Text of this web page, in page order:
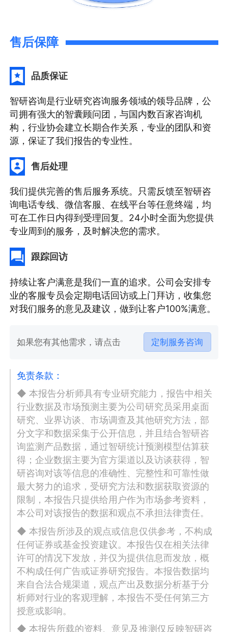
售后保障
品质保证
智研咨询是行业研究咨询服务领域的领导品牌，公
司拥有强大的智囊顾问团，与国内数百家咨询机
构，行业协会建立长期合作关系，专业的团队和资
源，保证了我们报告的专业性。
售后处理
我们提供完善的售后服务系统。只需反馈至智研咨
询电话专线、微信客服、在线平台等任意终端，均
可在工作日内得到受理回复。24小时全面为您提供
专业周到的服务，及时解决您的需求。
跟踪回访
持续让客户满意是我们一直的追求。公司会安排专
业的客服专员会定期电话回访或上门拜访，收集您
对我们服务的意见及建议，做到让客户100%满意。
如果您有其他需求，请点击 定制服务咨询
免责条款：
◆ 本报告分析师具有专业研究能力，报告中相关
行业数据及市场预测主要为公司研究员采用桌面
研究、业界访谈、市场调查及其他研究方法，部
分文字和数据采集于公开信息，并且结合智研咨
询监测产品数据，通过智研统计预测模型估算获
得；企业数据主要为官方渠道以及访谈获得，智
研咨询对该等信息的准确性、完整性和可靠性做
最大努力的追求，受研究方法和数据获取资源的
限制，本报告只提供给用户作为市场参考资料，
本公司对该报告的数据和观点不承担法律责任。
◆ 本报告所涉及的观点或信息仅供参考，不构成
任何证券或基金投资建议。本报告仅在相关法律
许可的情况下发放，并仅为提供信息而发放，概
不构成任何广告或证券研究报告。本报告数据均
来自合法合规渠道，观点产出及数据分析基于分
析师对行业的客观理解，本报告不受任何第三方
授意或影响。
◆ 本报告所载的资料、意见及推测仅反映智研咨